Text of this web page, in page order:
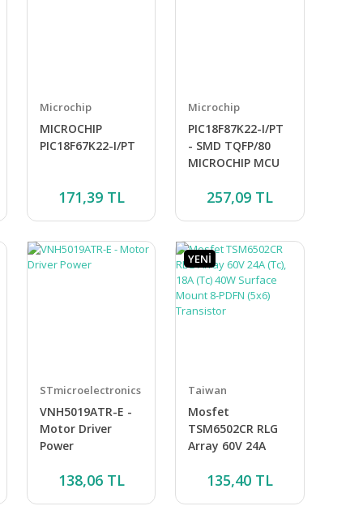
Microchip
MICROCHIP
PIC18F67K22-I/PT
171,39 TL
Microchip
PIC18F87K22-I/PT
- SMD TQFP/80
MICROCHIP MCU
257,09 TL
STmicroelectronics
VNH5019ATR-E -
Motor Driver
Power
138,06 TL
YENİ
Taiwan
Semiconductor
Mosfet
TSM6502CR RLG
Array 60V 24A
Surface Mount 8-
135,40 TL